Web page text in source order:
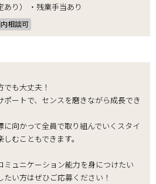
あり） ・残業手当あり
相談可
も大丈夫！
ートで、センスを磨きながら成長でき
向かって全員で取り組んでいくスタイ
むこともできます。
ュニケーション能力を身につけたい
い方はぜひご応募ください！